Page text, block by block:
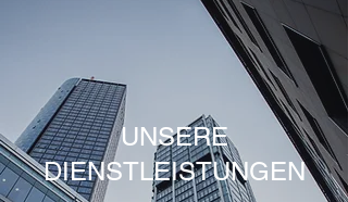
UNSERE
DIENSTLEISTUNGEN